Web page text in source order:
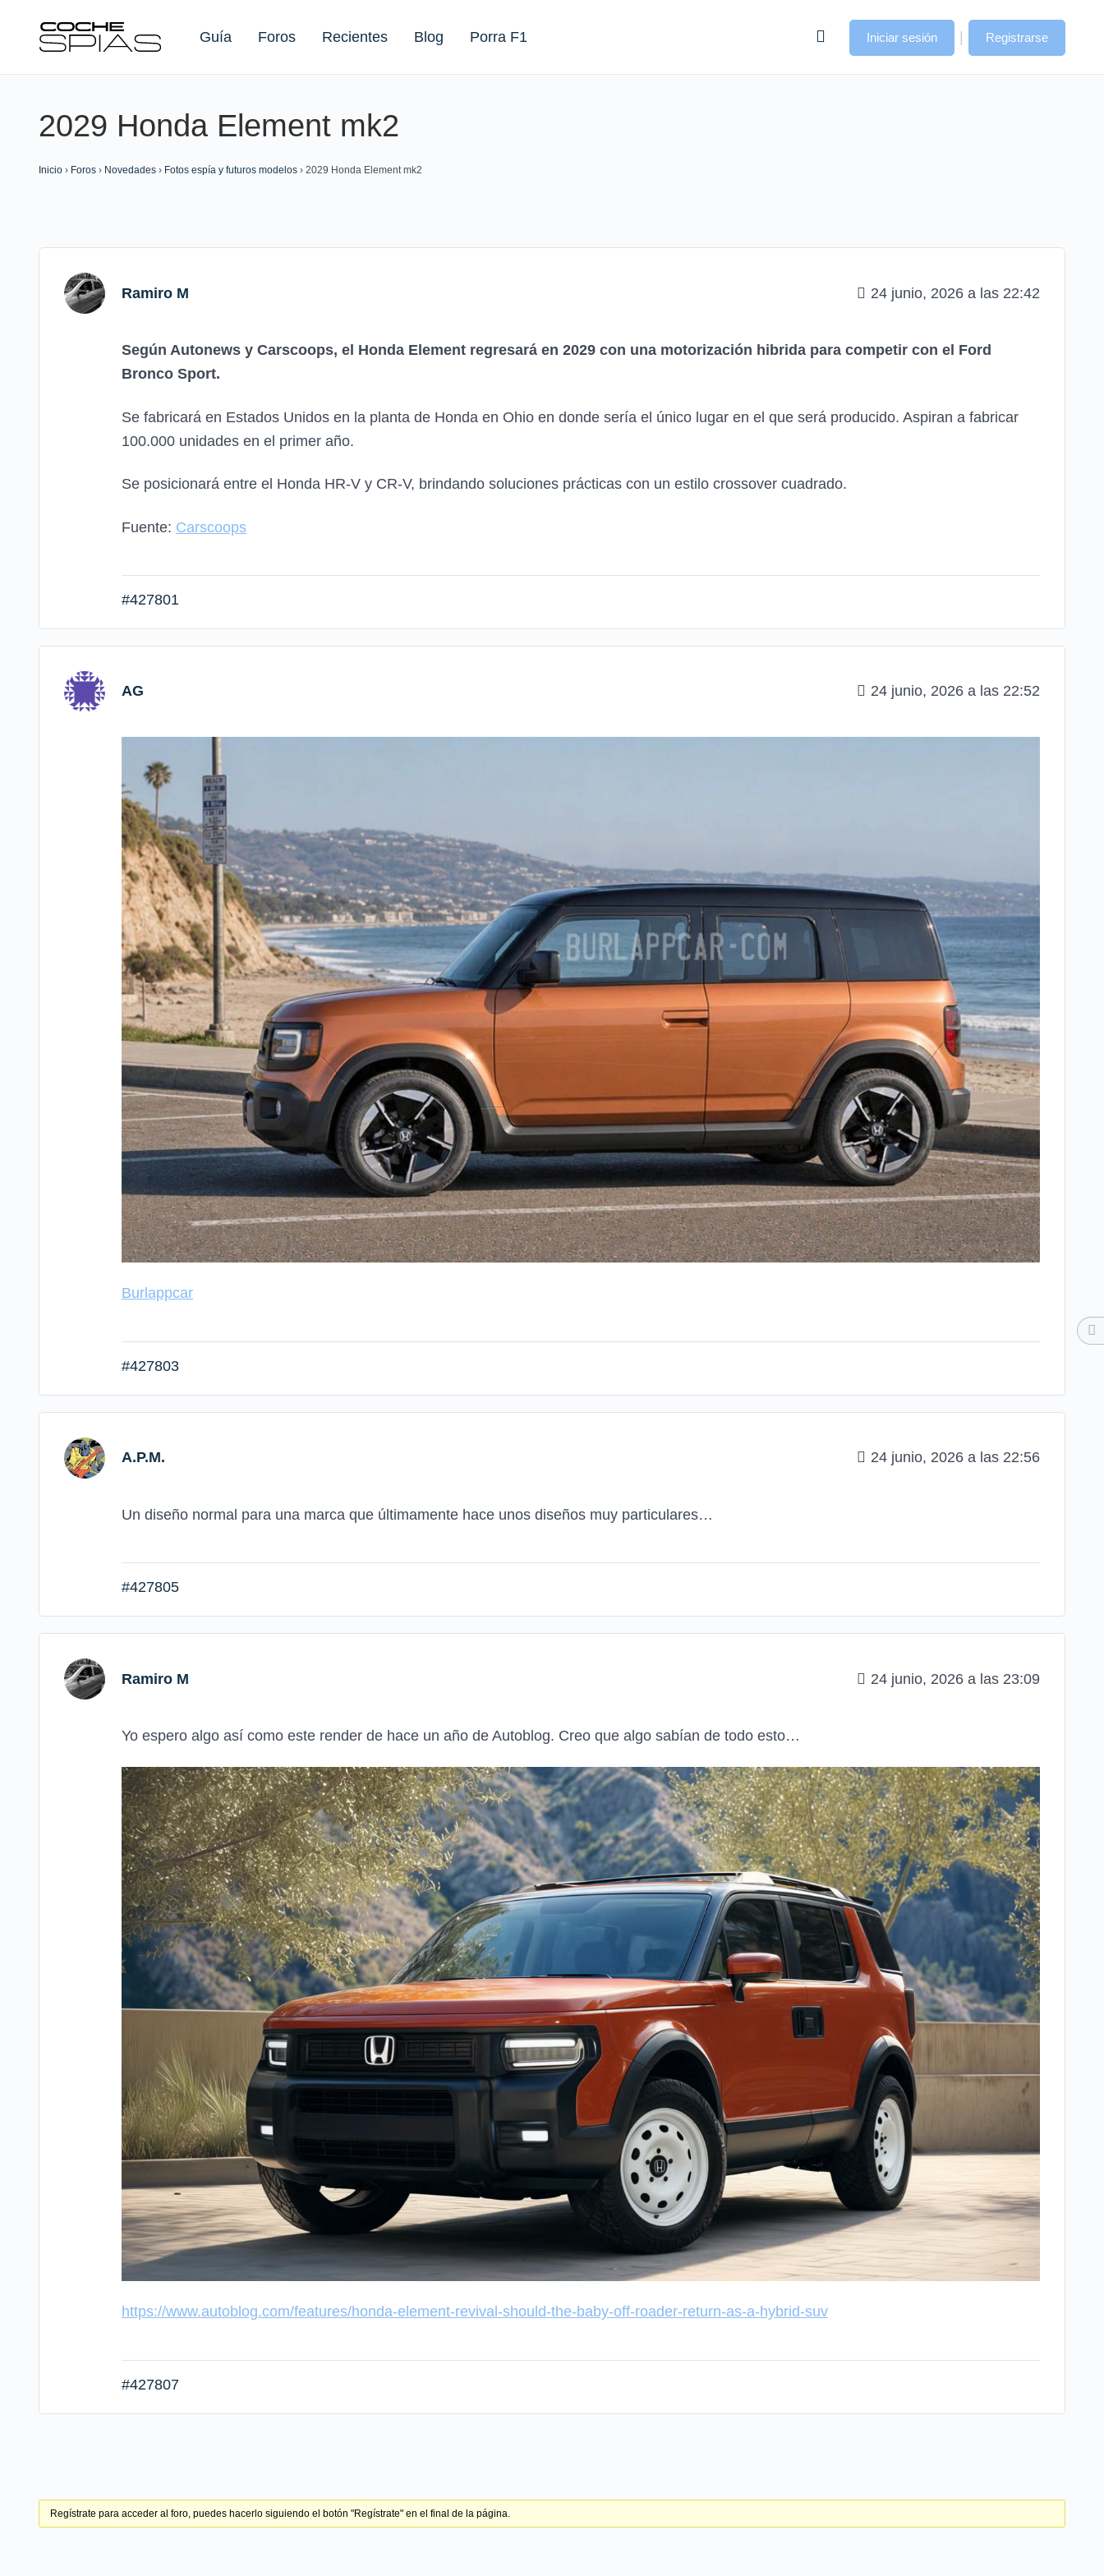
Guía Foros Recientes Blog Porra F1
Buscar:
Iniciar sesión | Registrarse
2029 Honda Element mk2
Inicio › Foros › Novedades › Fotos espía y futuros modelos › 2029 Honda Element mk2
Ramiro M 24 junio, 2026 a las 22:42
Según Autonews y Carscoops, el Honda Element regresará en 2029 con una motorización hibrida para competir con el Ford
Bronco Sport.
Se fabricará en Estados Unidos en la planta de Honda en Ohio en donde sería el único lugar en el que será producido. Aspiran a fabricar
100.000 unidades en el primer año.
Se posicionará entre el Honda HR-V y CR-V, brindando soluciones prácticas con un estilo crossover cuadrado.
Fuente: Carscoops
#427801
AG 24 junio, 2026 a las 22:52
Burlappcar
#427803
A.P.M. 24 junio, 2026 a las 22:56
Un diseño normal para una marca que últimamente hace unos diseños muy particulares…
#427805
Ramiro M 24 junio, 2026 a las 23:09
Yo espero algo así como este render de hace un año de Autoblog. Creo que algo sabían de todo esto…
https://www.autoblog.com/features/honda-element-revival-should-the-baby-off-roader-return-as-a-hybrid-suv
#427807
Regístrate para acceder al foro, puedes hacerlo siguiendo el botón "Regístrate" en el final de la página.